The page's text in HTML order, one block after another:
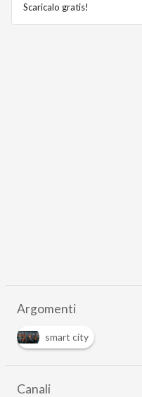
Scaricalo gratis!
Argomenti
smart city
Canali